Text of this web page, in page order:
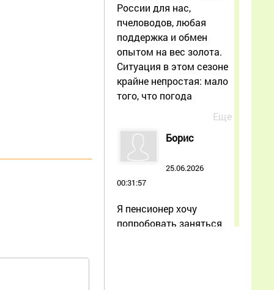
России для нас,
пчеловодов, любая
поддержка и обмен
опытом на вес золота.
Ситуация в этом сезоне
крайне непростая: мало
того, что погода
Еще
Борис
25.06.2026
00:31:57
Я пенсионер хочу
попробовать заняться